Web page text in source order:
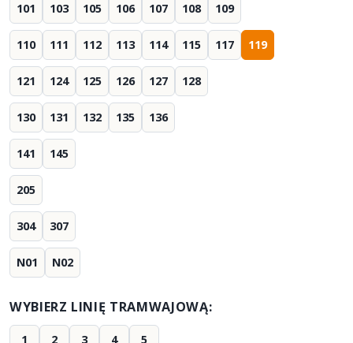
101 103 105 106 107 108 109
110 111 112 113 114 115 117 119
121 124 125 126 127 128
130 131 132 135 136
141 145
205
304 307
N01 N02
WYBIERZ LINIĘ TRAMWAJOWĄ:
1 2 3 4 5